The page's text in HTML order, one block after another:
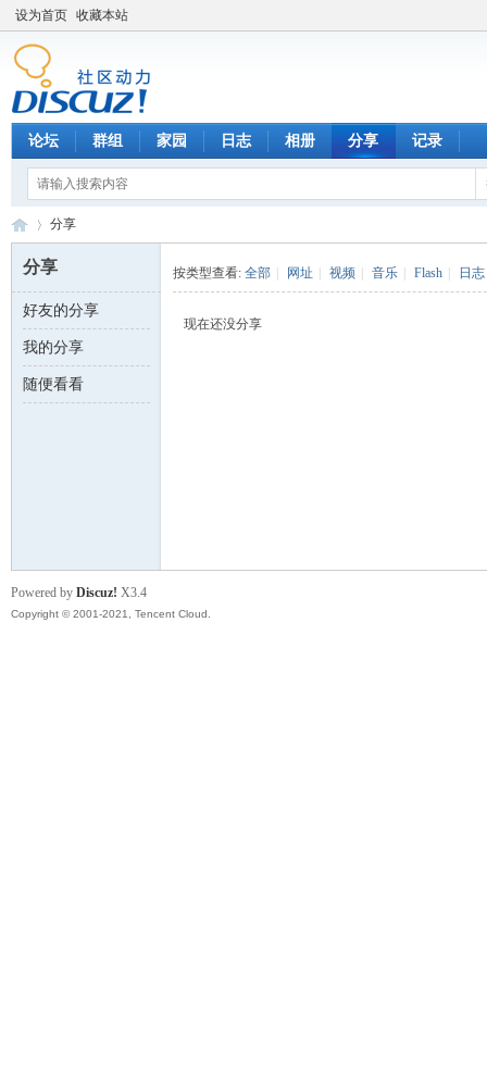
设为首页 收藏本站
论坛 群组 家园 日志 相册 分享 记录
数 ›
分享
分享
好友的分享
我的分享
随便看看
按类型查看: 全部 网址 视频 音乐 Flash 日志
现在还没分享
Powered by Discuz! X3.4
Copyright © 2001-2021, Tencent Cloud.